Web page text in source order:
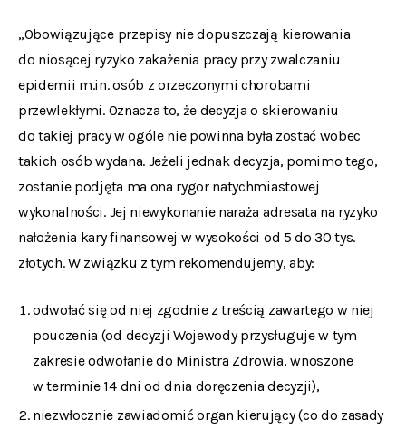
„Obowiązujące przepisy nie dopuszczają kierowania
do niosącej ryzyko zakażenia pracy przy zwalczaniu
epidemii m.in. osób z orzeczonymi chorobami
przewlekłymi. Oznacza to, że decyzja o skierowaniu
do takiej pracy w ogóle nie powinna była zostać wobec
takich osób wydana. Jeżeli jednak decyzja, pomimo tego,
zostanie podjęta ma ona rygor natychmiastowej
wykonalności. Jej niewykonanie naraża adresata na ryzyko
nałożenia kary finansowej w wysokości od 5 do 30 tys.
złotych. W związku z tym rekomendujemy, aby:
odwołać się od niej zgodnie z treścią zawartego w niej
pouczenia (od decyzji Wojewody przysługuje w tym
zakresie odwołanie do Ministra Zdrowia, wnoszone
w terminie 14 dni od dnia doręczenia decyzji),
niezwłocznie zawiadomić organ kierujący (co do zasady